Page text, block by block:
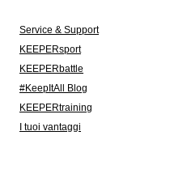
Service & Support
KEEPERsport
KEEPERbattle
#KeepItAll Blog
KEEPERtraining
I tuoi vantaggi